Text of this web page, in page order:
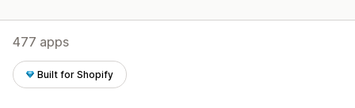
477 apps
Built for Shopify